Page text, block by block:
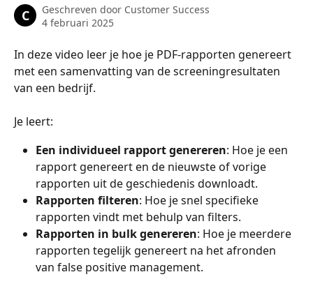
C Geschreven door Customer Success
4 februari 2025
In deze video leer je hoe je PDF-rapporten genereert
met een samenvatting van de screeningresultaten
van een bedrijf.
Je leert:
Een individueel rapport genereren: Hoe je een
rapport genereert en de nieuwste of vorige
rapporten uit de geschiedenis downloadt.
Rapporten filteren: Hoe je snel specifieke
rapporten vindt met behulp van filters.
Rapporten in bulk genereren: Hoe je meerdere
rapporten tegelijk genereert na het afronden
van false positive management.